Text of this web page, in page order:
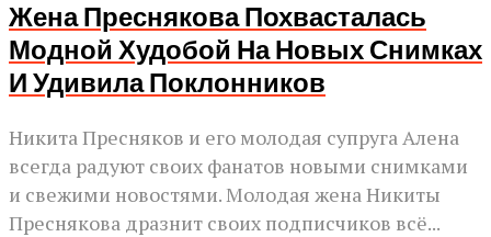
Жена Преснякова Похвасталась
Модной Худобой На Новых Снимках
И Удивила Поклонников
Никита Пресняков и его молодая супруга Алена
всегда радуют своих фанатов новыми снимками
и свежими новостями. Молодая жена Никиты
Преснякова дразнит своих подписчиков всё...